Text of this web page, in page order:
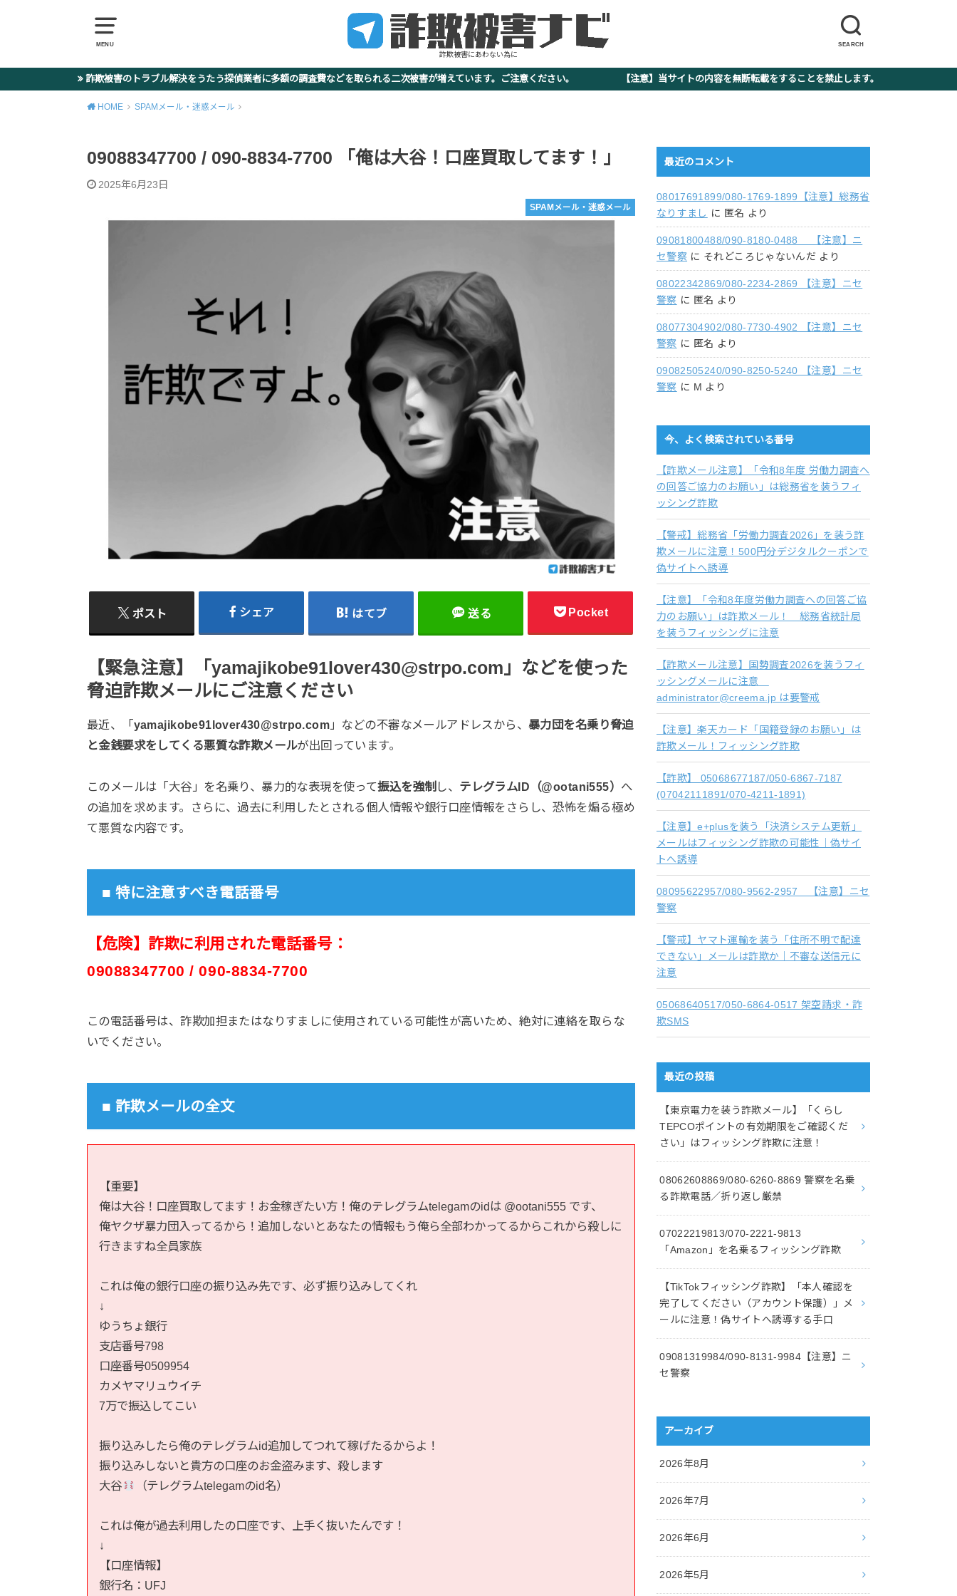
MENU SEARCH
詐欺被害にあわない為に
詐欺被害のトラブル解決をうたう探偵業者に多額の調査費などを取られる二次被害が増えています。ご注意ください。 【注意】当サイトの内容を無断転載をすることを禁止します。
HOME SPAMメール・迷惑メール
09088347700 / 090-8834-7700 「俺は大谷！口座買取してます！」
2025年6月23日
SPAMメール・迷惑メール
ポスト シェア はてブ 送る Pocket
【緊急注意】「yamajikobe91lover430@strpo.com」などを使った
脅迫詐欺メールにご注意ください
最近、「yamajikobe91lover430@strpo.com 」などの不審なメールアドレスから、暴力団を名乗り脅迫
と金銭要求をしてくる悪質な詐欺メールが出回っています。
このメールは「大谷」を名乗り、暴力的な表現を使って振込を強制 し、 テレグラムID（@ootani555） へ
の追加を求めます。さらに、過去に利用したとされる個人情報や銀行口座情報をさらし、恐怖を煽る極め
て悪質な内容です。
■ 特に注意すべき電話番号
【危険】詐欺に利用された電話番号：
09088347700 / 090-8834-7700
この電話番号は、詐欺加担またはなりすましに使用されている可能性が高いため、絶対に連絡を取らな
いでください。
■ 詐欺メールの全文
【重要】
俺は大谷！口座買取してます！お金稼ぎたい方！俺のテレグラムtelegamのidは @ootani555 です、
俺ヤクザ暴力団入ってるから！追加しないとあなたの情報もう俺ら全部わかってるからこれから殺しに
行きますね全員家族
これは俺の銀行口座の振り込み先です、必ず振り込みしてくれ
↓
ゆうちょ銀行
支店番号798
口座番号0509954
カメヤマリュウイチ
7万で振込してこい
振り込みしたら俺のテレグラムid追加してつれて稼げたるからよ！
振り込みしないと貴方の口座のお金盗みます、殺します
大谷
（テレグラムtelegamのid名）
これは俺が過去利用したの口座です、上手く抜いたんです！
↓
【口座情報】
銀行名：UFJ
最近のコメント
08017691899/080-1769-1899【注意】総務省
なりすまし に 匿名 より
09081800488/090-8180-0488 【注意】ニ
セ警察 に それどころじゃないんだ より
08022342869/080-2234-2869 【注意】ニセ
警察 に 匿名 より
08077304902/080-7730-4902 【注意】ニセ
警察 に 匿名 より
09082505240/090-8250-5240 【注意】ニセ
警察 に M より
今、よく検索されている番号
【詐欺メール注意】「令和8年度 労働力調査へ
の回答ご協力のお願い」は総務省を装うフィ
ッシング詐欺
【警戒】総務省「労働力調査2026」を装う詐
欺メールに注意！500円分デジタルクーポンで
偽サイトへ誘導
【注意】「令和8年度労働力調査への回答ご協
力のお願い」は詐欺メール！ 総務省統計局
を装うフィッシングに注意
【詐欺メール注意】国勢調査2026を装うフィ
ッシングメールに注意
administrator@creema.jp は要警戒
【注意】楽天カード「国籍登録のお願い」は
詐欺メール！フィッシング詐欺
【詐欺】 05068677187/050-6867-7187
(07042111891/070-4211-1891)
【注意】e+plusを装う「決済システム更新」
メールはフィッシング詐欺の可能性｜偽サイ
トへ誘導
08095622957/080-9562-2957 【注意】ニセ
警察
【警戒】ヤマト運輸を装う「住所不明で配達
できない」メールは詐欺か｜不審な送信元に
注意
05068640517/050-6864-0517 架空請求・詐
欺SMS
最近の投稿
【東京電力を装う詐欺メール】「くらし
TEPCOポイントの有効期限をご確認くだ
さい」はフィッシング詐欺に注意！
08062608869/080-6260-8869 警察を名乗
る詐欺電話／折り返し厳禁
07022219813/070-2221-9813
「Amazon」を名乗るフィッシング詐欺
【TikTokフィッシング詐欺】「本人確認を
完了してください（アカウント保護）」メ
ールに注意！偽サイトへ誘導する手口
09081319984/090-8131-9984【注意】ニ
セ警察
アーカイブ
2026年8月
2026年7月
2026年6月
2026年5月